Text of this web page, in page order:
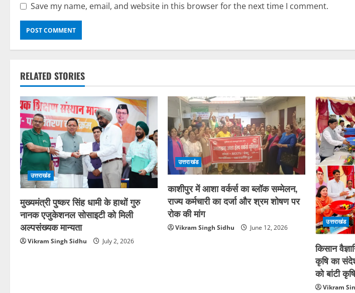
Save my name, email, and website in this browser for the next time I comment.
RELATED STORIES
उत्तराखंड
मुख्यमंत्री पुष्कर सिंह धामी के हाथों गुरु
नानक एजुकेशनल सोसाइटी को मिली
अल्पसंख्यक मान्यता
Vikram Singh Sidhu July 2, 2026
उत्तराखंड
काशीपुर में आशा वर्कर्स का ब्लॉक सम्मेलन,
राज्य कर्मचारी का दर्जा और श्रम शोषण पर
रोक की मांग
Vikram Singh Sidhu June 12, 2026
उत्तराखंड
किसान
कृषि का
को बांटी
Vikram